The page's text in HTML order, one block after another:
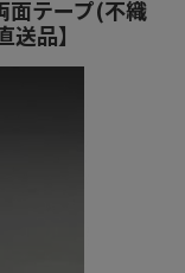
テープ(不織
品】